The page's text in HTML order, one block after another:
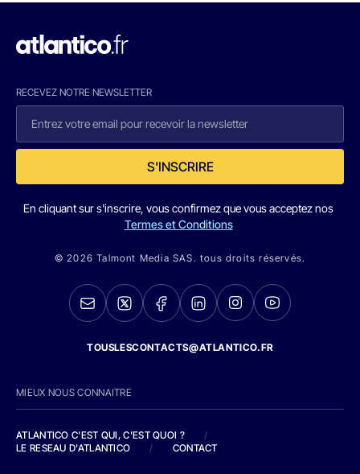
RECEVEZ NOTRE NEWSLETTER
S'INSCRIRE
En cliquant sur s'inscrire, vous confirmez que vous acceptez nos
Termes et Conditions
© 2026 Talmont Media SAS. tous droits réservés.
TOUSLESCONTACTS@ATLANTICO.FR
MIEUX NOUS CONNAITRE
ATLANTICO C'EST QUI, C'EST QUOI ?
/
LE RESEAU D'ATLANTICO
/ CONTACT